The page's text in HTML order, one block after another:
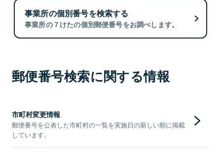
事業所の個別番号を検索する
事業所の７けたの個別郵便番号をお調べします。
郵便番号検索に関する情報
市町村変更情報
郵便番号を公表した市町村の一覧を実施日の新しい順に掲載
しています。